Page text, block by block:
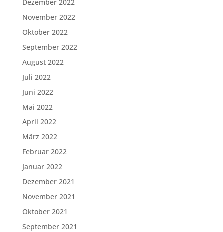
Dezember 2022
November 2022
Oktober 2022
September 2022
August 2022
Juli 2022
Juni 2022
Mai 2022
April 2022
März 2022
Februar 2022
Januar 2022
Dezember 2021
November 2021
Oktober 2021
September 2021